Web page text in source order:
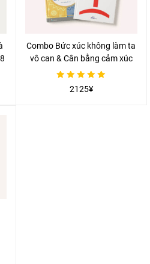
Combo Bức xúc không làm ta
vô can & Cân bằng cảm xúc
cả lúc bão giông
2125¥